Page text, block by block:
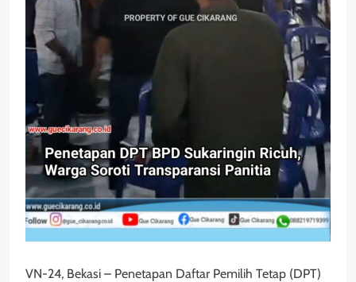
VN-24, Bekasi – Penetapan Daftar Pemilih Tetap (DPT)